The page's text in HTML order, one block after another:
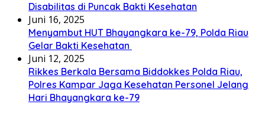
Disabilitas di Puncak Bakti Kesehatan
Juni 16, 2025
Menyambut HUT Bhayangkara ke-79, Polda Riau
Gelar Bakti Kesehatan
Juni 12, 2025
Rikkes Berkala Bersama Biddokkes Polda Riau,
Polres Kampar Jaga Kesehatan Personel Jelang
Hari Bhayangkara ke-79